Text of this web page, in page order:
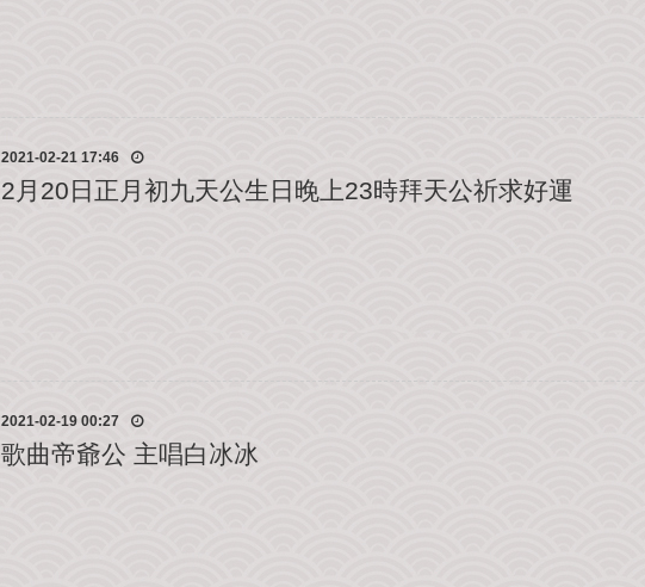
2021-02-21 17:46
2月20日正月初九天公生日晚上23時拜天公祈求好運
2021-02-19 00:27
歌曲帝爺公 主唱白冰冰